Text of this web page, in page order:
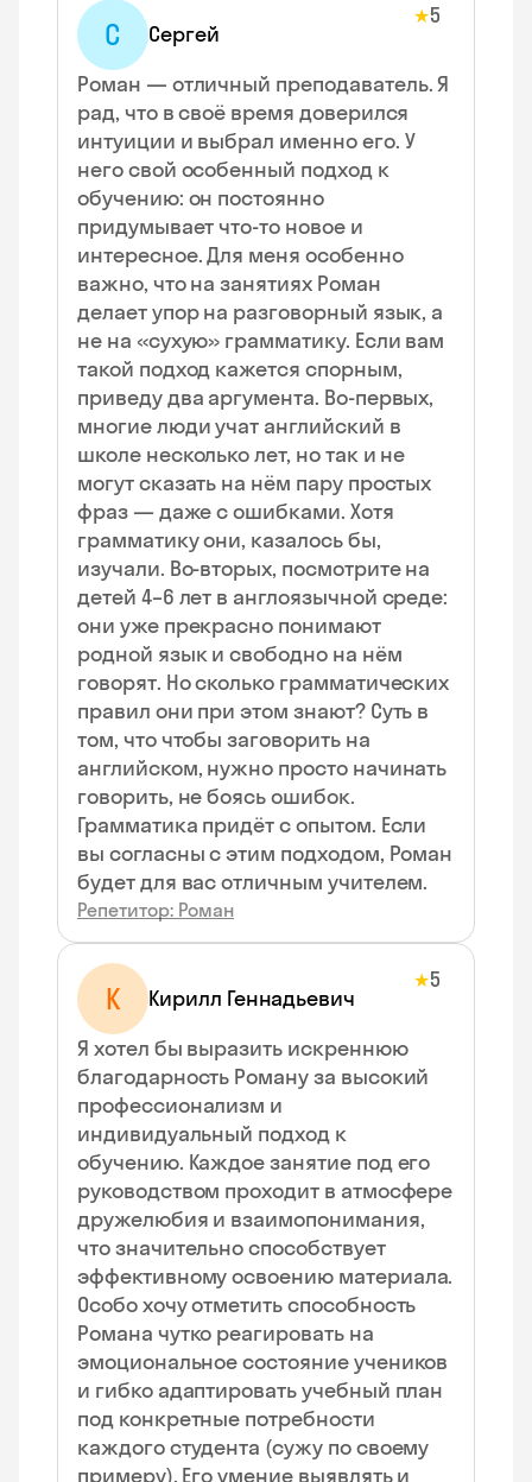
С Сергей
★5
Роман — отличный преподаватель. Я
рад, что в своё время доверился
интуиции и выбрал именно его. У
него свой особенный подход к
обучению: он постоянно
придумывает что-то новое и
интересное. Для меня особенно
важно, что на занятиях Роман
делает упор на разговорный язык, а
не на «сухую» грамматику. Если вам
такой подход кажется спорным,
приведу два аргумента. Во-первых,
многие люди учат английский в
школе несколько лет, но так и не
могут сказать на нём пару простых
фраз — даже с ошибками. Хотя
грамматику они, казалось бы,
изучали. Во-вторых, посмотрите на
детей 4–6 лет в англоязычной среде:
они уже прекрасно понимают
родной язык и свободно на нём
говорят. Но сколько грамматических
правил они при этом знают? Суть в
том, что чтобы заговорить на
английском, нужно просто начинать
говорить, не боясь ошибок.
Грамматика придёт с опытом. Если
вы согласны с этим подходом, Роман
будет для вас отличным учителем.
Репетитор: Роман
К Кирилл Геннадьевич
★5
Я хотел бы выразить искреннюю
благодарность Роману за высокий
профессионализм и
индивидуальный подход к
обучению. Каждое занятие под его
руководством проходит в атмосфере
дружелюбия и взаимопонимания,
что значительно способствует
эффективному освоению материала.
Особо хочу отметить способность
Романа чутко реагировать на
эмоциональное состояние учеников
и гибко адаптировать учебный план
под конкретные потребности
каждого студента (сужу по своему
примеру). Его умение выявлять и